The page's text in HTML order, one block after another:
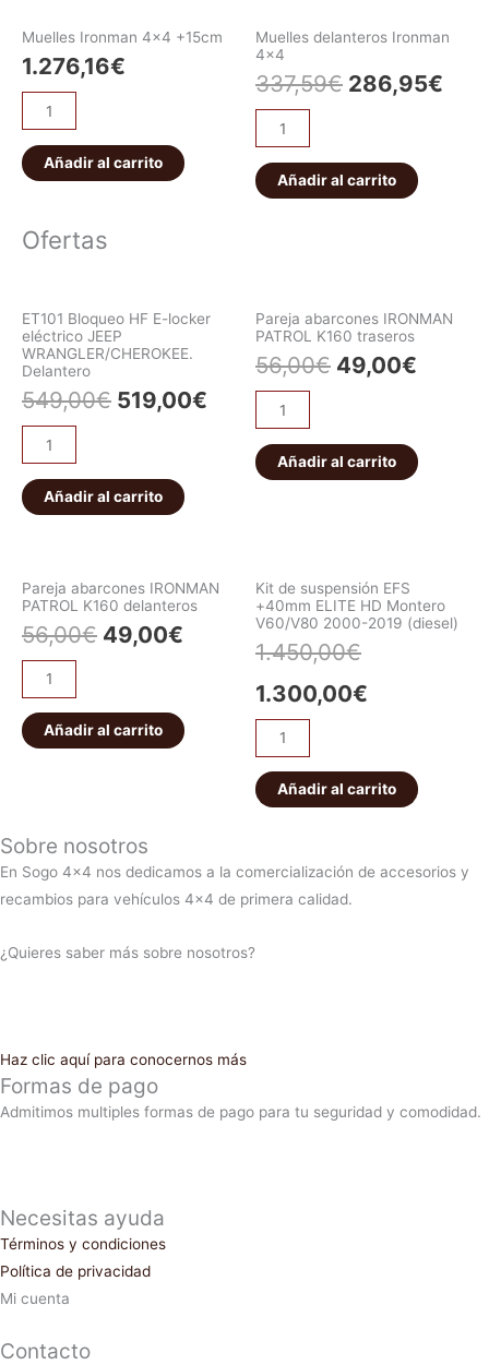
Muelles Ironman 4×4 +15cm
1.276,16€
Añadir al carrito
Muelles delanteros Ironman
4×4
337,59€ 286,95€
Añadir al carrito
Ofertas
ET101 Bloqueo HF E-locker
eléctrico JEEP
WRANGLER/CHEROKEE.
Delantero
549,00€ 519,00€
Añadir al carrito
Pareja abarcones IRONMAN
PATROL K160 traseros
56,00€ 49,00€
Añadir al carrito
Pareja abarcones IRONMAN
PATROL K160 delanteros
56,00€ 49,00€
Añadir al carrito
Kit de suspensión EFS
+40mm ELITE HD Montero
V60/V80 2000-2019 (diesel)
1.450,00€
1.300,00€
Añadir al carrito
Sobre nosotros
En Sogo 4×4 nos dedicamos a la comercialización de accesorios y
recambios para vehículos 4×4 de primera calidad.
¿Quieres saber más sobre nosotros?
Haz clic aquí para conocernos más
Formas de pago
Admitimos multiples formas de pago para tu seguridad y comodidad.
Necesitas ayuda
Términos y condiciones
Política de privacidad
Mi cuenta
Contacto